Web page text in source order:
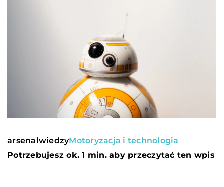
arsenalwiedzyMotoryzacja i technologia
Potrzebujesz ok. 1 min. aby przeczytać ten wpis